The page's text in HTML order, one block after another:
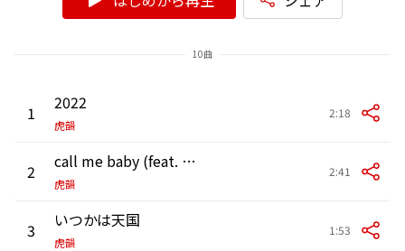
10曲
1 2022
虎韻
2:18
2 call me baby (feat. ZELE)
虎韻
2:41
3 いつかは天国
虎韻
1:53